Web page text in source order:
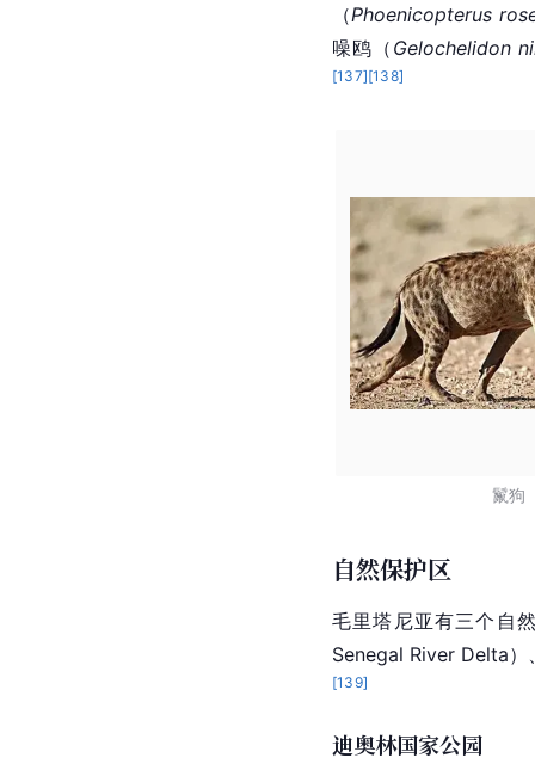
（Phoenicopterus
噪鸥（ Gelochelidon
[137][138]
鬣狗
自然保护区
毛里塔尼亚有三个自
Senegal River Delta）
[139]
迪奥林国家公园